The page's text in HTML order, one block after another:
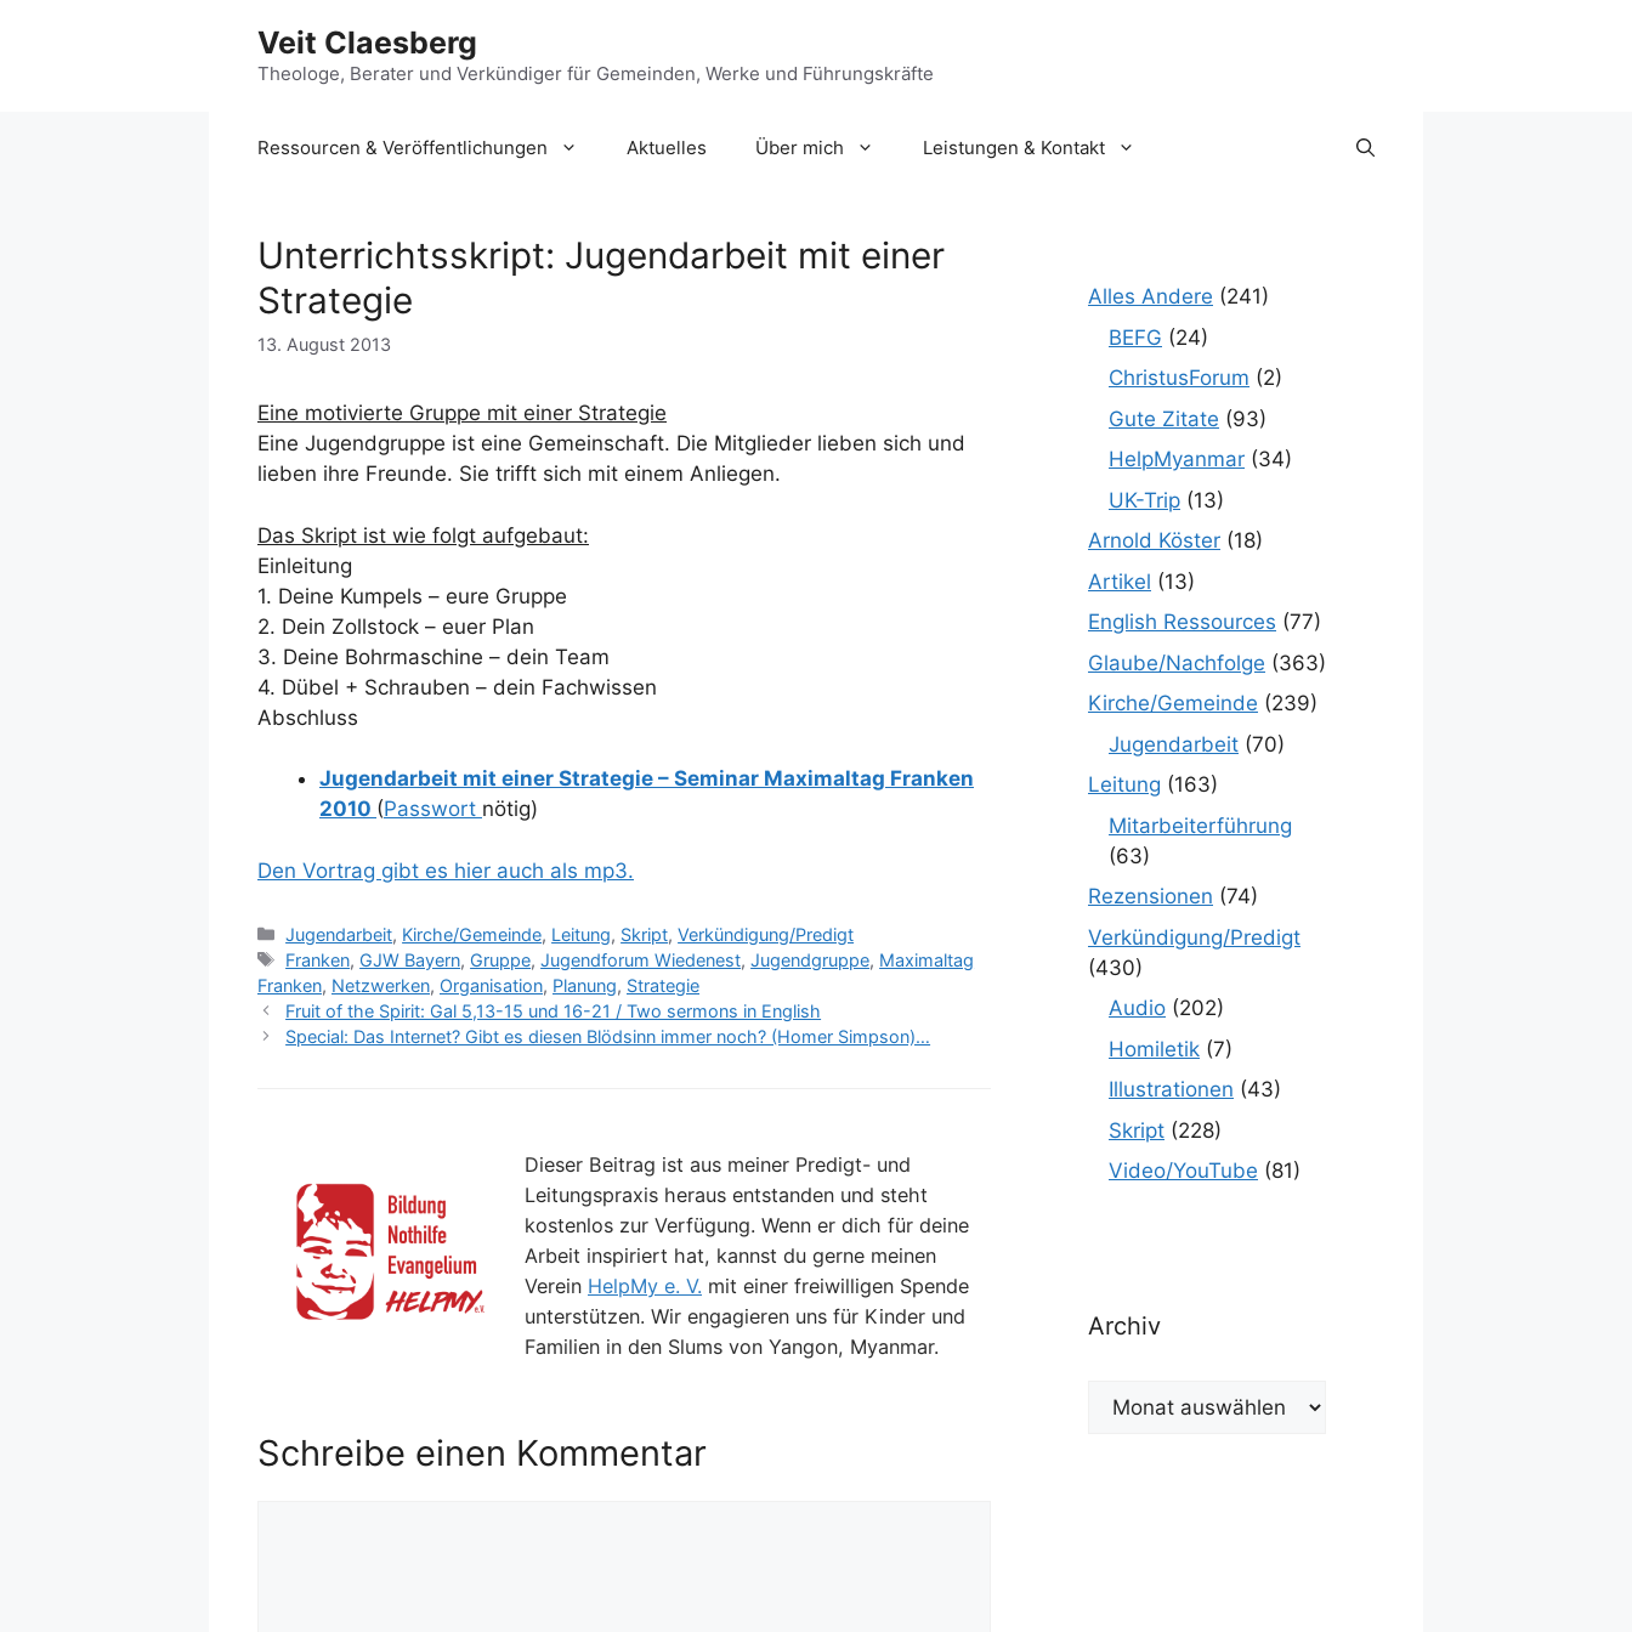
Veit Claesberg
Theologe, Berater und Verkündiger für Gemeinden, Werke und Führungskräfte
Ressourcen & Veröffentlichungen Aktuelles Über mich Leistungen & Kontakt
Unterrichtsskript: Jugendarbeit mit einer
Strategie
13. August 2013
Eine motivierte Gruppe mit einer Strategie
Eine Jugendgruppe ist eine Gemeinschaft. Die Mitglieder lieben sich und
lieben ihre Freunde. Sie trifft sich mit einem Anliegen.
Das Skript ist wie folgt aufgebaut:
Einleitung
1. Deine Kumpels – eure Gruppe
2. Dein Zollstock – euer Plan
3. Deine Bohrmaschine – dein Team
4. Dübel + Schrauben – dein Fachwissen
Abschluss
Jugendarbeit mit einer Strategie – Seminar Maximaltag Franken
2010 (Passwort nötig)
Den Vortrag gibt es hier auch als mp3.
Kategorien
Jugendarbeit, Kirche/Gemeinde, Leitung, Skript,Verkündigung/Predigt
Schlagwörter
Franken, GJW Bayern, Gruppe,Jugendforum Wiedenest,Jugendgruppe, Maximaltag
Franken, Netzwerken, Organisation, Planung, Strategie
Fruit of the Spirit: Gal 5,13-15 und 16-21 / Two sermons in English
Special: Das Internet? Gibt es diesen Blödsinn immer noch? (Homer Simpson)…
Dieser Beitrag ist aus meiner Predigt- und
Leitungspraxis heraus entstanden und steht
kostenlos zur Verfügung. Wenn er dich für deine
Arbeit inspiriert hat, kannst du gerne meinen
Verein HelpMy e. V. mit einer freiwilligen Spende
unterstützen. Wir engagieren uns für Kinder und
Familien in den Slums von Yangon, Myanmar.
Schreibe einen Kommentar
Alles Andere (241)
BEFG (24)
ChristusForum (2)
Gute Zitate (93)
HelpMyanmar (34)
UK-Trip (13)
Arnold Köster (18)
Artikel (13)
English Ressources (77)
Glaube/Nachfolge (363)
Kirche/Gemeinde (239)
Jugendarbeit (70)
Leitung (163)
Mitarbeiterführung
(63)
Rezensionen (74)
Verkündigung/Predigt
(430)
Audio (202)
Homiletik (7)
Illustrationen (43)
Skript (228)
Video/YouTube (81)
Archiv
Archiv